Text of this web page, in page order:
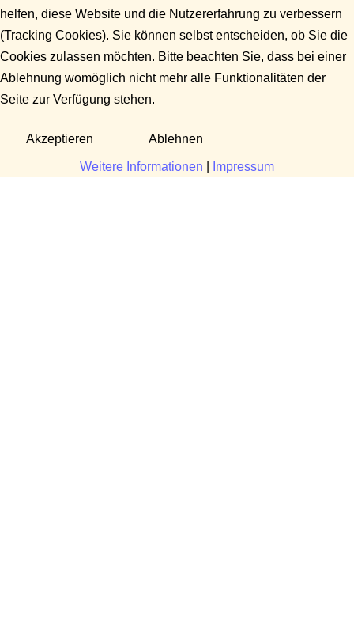
helfen, diese Website und die Nutzererfahrung zu verbessern
(Tracking Cookies). Sie können selbst entscheiden, ob Sie die
Cookies zulassen möchten. Bitte beachten Sie, dass bei einer
Ablehnung womöglich nicht mehr alle Funktionalitäten der
Seite zur Verfügung stehen.
Akzeptieren Ablehnen
Weitere Informationen Impressum